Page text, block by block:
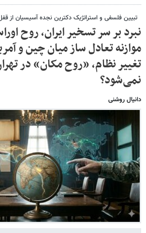
تبیین فلسفی و استراتژیک دکترین نجده آسیسیان از قفل
نبرد بر سر تسخیر ایران، روح
موازنه تعادل ساز میان چین و
تغییر نظام، «روح مکان» در
نمی‌شود؟
دانیال روشنی